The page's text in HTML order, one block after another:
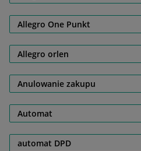
Allegro One Punkt
Allegro orlen
Anulowanie zakupu
Automat
automat DPD